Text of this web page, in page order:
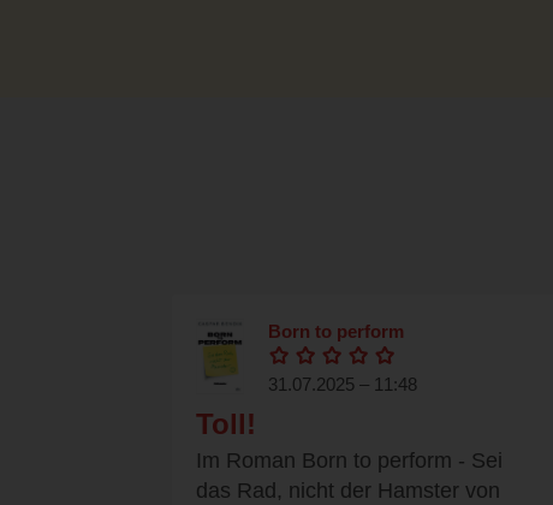
Born to perform
31.07.2025 – 11:48
Toll!
Im Roman Born to perform - Sei
das Rad, nicht der Hamster von